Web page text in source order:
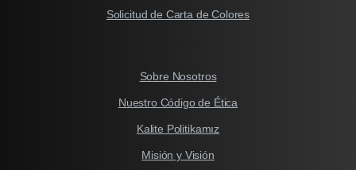
Solicitud de Carta de Colores
Sobre Nosotros
Nuestro Código de Ética
Kalite Politikamız
Misión y Visión